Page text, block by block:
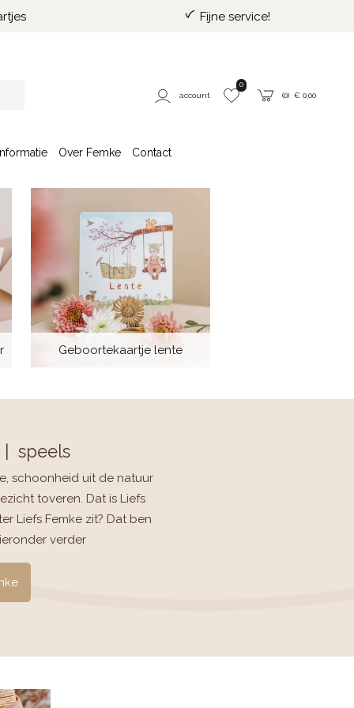
Fijne service!
account
0
(0) € 0,00
Over Femke Contact
Geboortekaartje lente
speels
schoonheid uit de natuur
toveren. Dat is Liefs
Liefs Femke zit? Dat ben
verder